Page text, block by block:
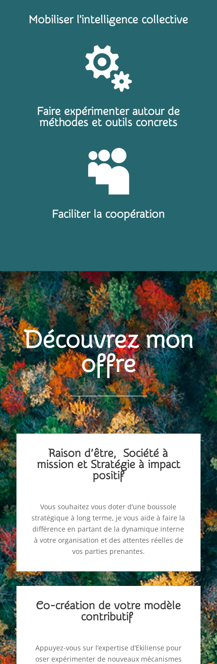
Mobiliser l'intelligence collective

Faire expérimenter autour de
méthodes et outils concrets

Faciliter la coopération
Découvrez mon
offre
Raison d’être, Société à
mission et Stratégie à impact
positif
Vous souhaitez vous doter d’une boussole
stratégique à long terme, je vous aide à faire la
différence en partant de la dynamique interne
à votre organisation et des attentes réelles de
vos parties prenantes.
Co-création de votre modèle
contributif
Appuyez-vous sur l’expertise d’Ekiliense pour
oser expérimenter de nouveaux mécanismes